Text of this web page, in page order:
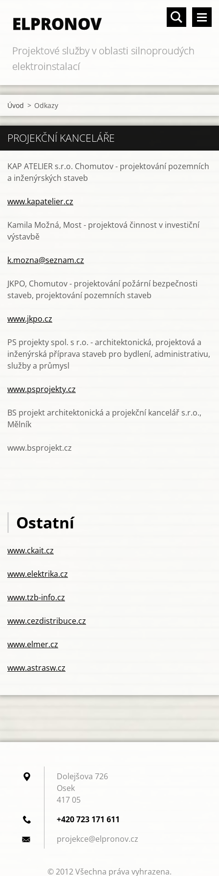
ELPRONOV
Projektové služby v oblasti silnoproudých
elektroinstalací
Úvod > Odkazy
PROJEKČNÍ KANCELÁŘE
KAP ATELIER s.r.o. Chomutov - projektování pozemních
a inženýrských staveb
www.kapatelier.cz
Kamila Možná, Most - projektová činnost v investiční
výstavbě
k.mozna@seznam.cz
JKPO, Chomutov - projektování požární bezpečnosti
staveb, projektování pozemních staveb
www.jkpo.cz
PS projekty spol. s r.o. -architektonická, projektová a
inženýrská příprava staveb pro bydlení, administrativu,
služby a průmysl
www.psprojekty.cz
BS projekt architektonická a projekční kancelář s.r.o.,
Mělník
www.bsprojekt.cz
Ostatní
www.ckait.cz
www.elektrika.cz
www.tzb-info.cz
www.cezdistribuce.cz
www.elmer.cz
www.astrasw.cz
Dolejšova 726
Osek
417 05
+420 723 171 611
projekce@elpronov.cz
© 2012 Všechna práva vyhrazena.